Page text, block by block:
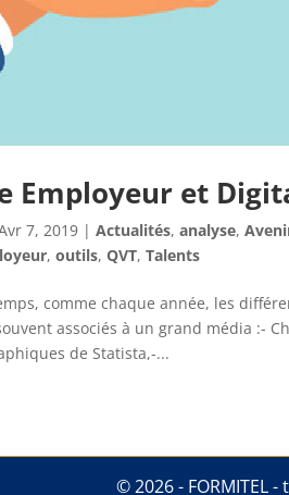
Employeur et
7, 2019 |Actualités,analyse,
,outils,QVT,Talents
comme chaque année, les
associés à un grand média :-
de Statista,-...
© 2026 - FORMITEL